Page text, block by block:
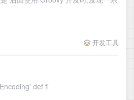
开发工具
0x01. 在 Project根目录新建 build_check.gradle文件 task checkEncoding () { group = 'Build Check' description = 'Check Project File Encoding' def fi